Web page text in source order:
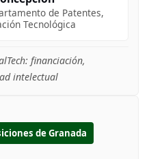
de Patentes,
Tecnológica
financiación,
intelectual
de Granada